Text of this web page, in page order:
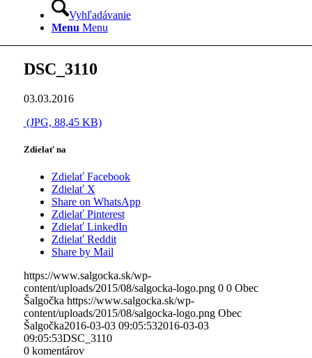
Vyhľadávanie
Menu Menu
DSC_3110
03.03.2016
(JPG, 88,45 KB)
Zdielať na
Zdielať Facebook
Zdielať X
Share on WhatsApp
Zdielať Pinterest
Zdielať LinkedIn
Zdielať Reddit
Share by Mail
https://www.salgocka.sk/wp-
content/uploads/2015/08/salgocka-logo.png 0 0 Obec
Šalgočka https://www.salgocka.sk/wp-
content/uploads/2015/08/salgocka-logo.png Obec
Šalgočka2016-03-03 09:05:532016-03-03
09:05:53DSC_3110
0 komentárov